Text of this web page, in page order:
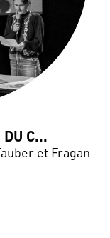
DU C...
et Fragan